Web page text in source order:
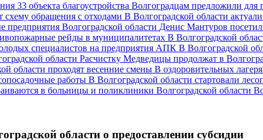
Волгоградцам предложили для
В Волгоградской области
Денис Мантуров
В Волгоградской
В Волгоградской
Расчистку Медведицы продолжат в
В оздоровительных
В Волгоградской области стартовали
области о предоставлении субсидии